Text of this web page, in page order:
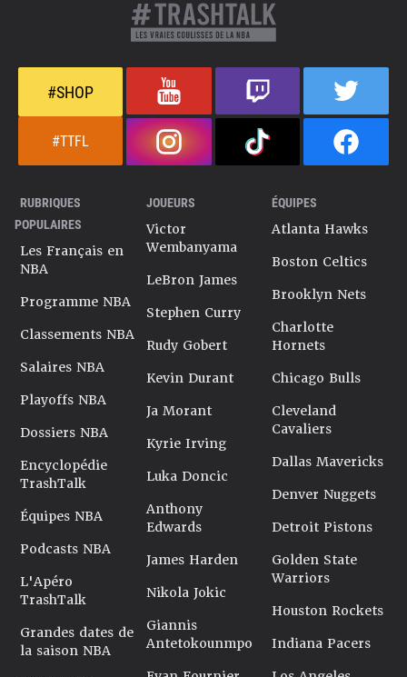
#SHOP
#TTFL
RUBRIQUES
POPULAIRES
Les Français en
NBA
Programme NBA
Classements NBA
Salaires NBA
Playoffs NBA
Dossiers NBA
Encyclopédie
TrashTalk
Équipes NBA
Podcasts NBA
L'Apéro
TrashTalk
Grandes dates de
la saison NBA
JOUEURS
Victor
Wembanyama
LeBron James
Stephen Curry
Rudy Gobert
Kevin Durant
Ja Morant
Kyrie Irving
Luka Doncic
Anthony
Edwards
James Harden
Nikola Jokic
Giannis
Antetokounmpo
ÉQUIPES
Atlanta Hawks
Boston Celtics
Brooklyn Nets
Charlotte
Hornets
Chicago Bulls
Cleveland
Cavaliers
Dallas Mavericks
Denver Nuggets
Detroit Pistons
Golden State
Warriors
Houston Rockets
Indiana Pacers